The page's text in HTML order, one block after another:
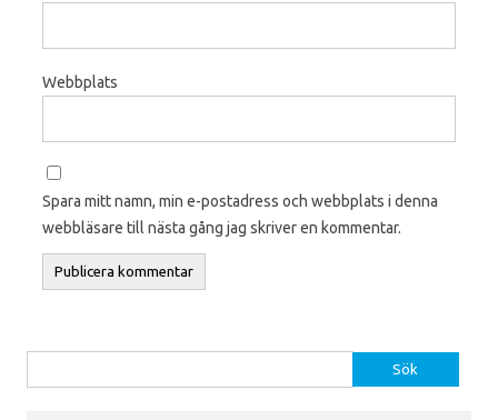
Webbplats
Spara mitt namn, min e-postadress och webbplats i denna
webbläsare till nästa gång jag skriver en kommentar.